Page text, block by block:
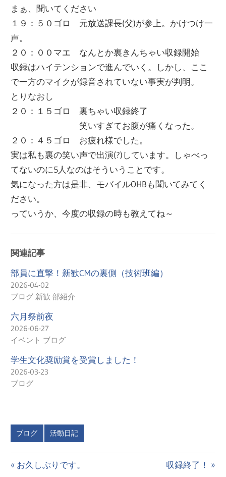
まぁ、聞いてください
１９：５０ゴロ 元放送課長(父)が参上。かけつけ一
声。
２０：００マエ なんとか裏きんちゃい収録開始
収録はハイテンションで進んでいく。しかし、ここ
で一方のマイクが録音されていない事実が判明。
とりなおし
２０：１５ゴロ 裏ちゃい収録終了
笑いすぎてお腹が痛くなった。
２０：４５ゴロ お疲れ様でした。
実は私も裏の笑い声で出演(?)しています。しゃべっ
てないのに5人なのはそういうことです。
気になった方は是非、モバイルOHBも聞いてみてく
ださい。
っていうか、今度の収録の時も教えてね～
関連記事
部員に直撃！新歓CMの裏側（技術班編）
2026-04-02
ブログ 新歓 部紹介
六月祭前夜
2026-06-27
イベント ブログ
学生文化奨励賞を受賞しました！
2026-03-23
ブログ
ブログ 活動日記
投
前
お久しぶりです。
次
収録終了！